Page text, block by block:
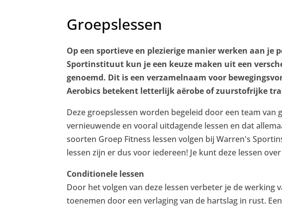
Groepslessen
Op een sportieve en plezierige manier werken aan
Sportinstituut kun je een keuze maken uit een
genoemd. Dit is een verzamelnaam voor
Aerobics betekent letterlijk aërobe of zuurstofrijke
Deze groepslessen worden begeleid door een team
vernieuwende en vooral uitdagende lessen en dat
soorten Groep Fitness lessen volgen bij Warren's
lessen zijn er dus voor iedereen! Je kunt deze lessen
Conditionele lessen
Door het volgen van deze lessen verbeter je de
toenemen door een verlaging van de hartslag in rust.